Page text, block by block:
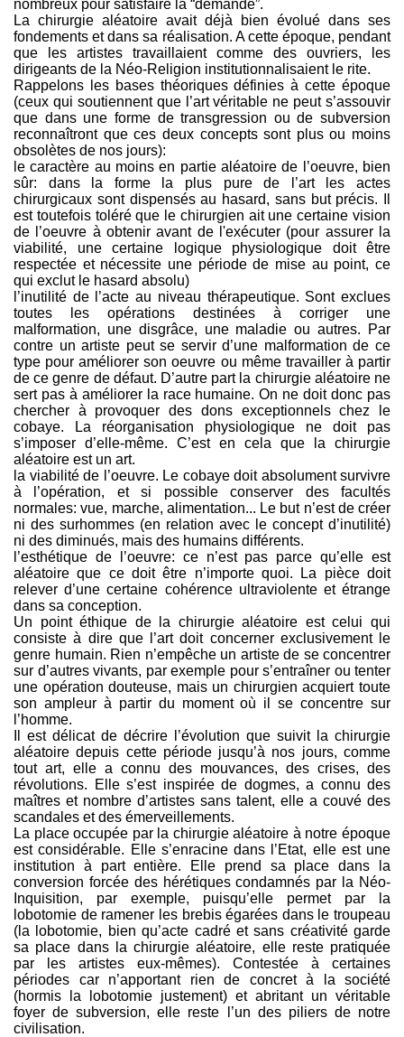
nombreux pour satisfaire la “demande”.
La chirurgie aléatoire avait déjà bien évolué dans ses
fondements et dans sa réalisation. A cette époque, pendant
que les artistes travaillaient comme des ouvriers, les
dirigeants de la Néo-Religion institutionnalisaient le rite.
Rappelons les bases théoriques définies à cette époque
(ceux qui soutiennent que l’art véritable ne peut s’assouvir
que dans une forme de transgression ou de subversion
reconnaîtront que ces deux concepts sont plus ou moins
obsolètes de nos jours):
le caractère au moins en partie aléatoire de l’oeuvre, bien
sûr: dans la forme la plus pure de l’art les actes
chirurgicaux sont dispensés au hasard, sans but précis. Il
est toutefois toléré que le chirurgien ait une certaine vision
de l’oeuvre à obtenir avant de l'exécuter (pour assurer la
viabilité, une certaine logique physiologique doit être
respectée et nécessite une période de mise au point, ce
qui exclut le hasard absolu)
l’inutilité de l’acte au niveau thérapeutique. Sont exclues
toutes les opérations destinées à corriger une
malformation, une disgrâce, une maladie ou autres. Par
contre un artiste peut se servir d’une malformation de ce
type pour améliorer son oeuvre ou même travailler à partir
de ce genre de défaut. D’autre part la chirurgie aléatoire ne
sert pas à améliorer la race humaine. On ne doit donc pas
chercher à provoquer des dons exceptionnels chez le
cobaye. La réorganisation physiologique ne doit pas
s’imposer d’elle-même. C’est en cela que la chirurgie
aléatoire est un art.
la viabilité de l’oeuvre. Le cobaye doit absolument survivre
à l’opération, et si possible conserver des facultés
normales: vue, marche, alimentation... Le but n’est de créer
ni des surhommes (en relation avec le concept d’inutilité)
ni des diminués, mais des humains différents.
l’esthétique de l’oeuvre: ce n’est pas parce qu’elle est
aléatoire que ce doit être n’importe quoi. La pièce doit
relever d’une certaine cohérence ultraviolente et étrange
dans sa conception.
Un point éthique de la chirurgie aléatoire est celui qui
consiste à dire que l’art doit concerner exclusivement le
genre humain. Rien n’empêche un artiste de se concentrer
sur d’autres vivants, par exemple pour s’entraîner ou tenter
une opération douteuse, mais un chirurgien acquiert toute
son ampleur à partir du moment où il se concentre sur
l’homme.
Il est délicat de décrire l’évolution que suivit la chirurgie
aléatoire depuis cette période jusqu’à nos jours, comme
tout art, elle a connu des mouvances, des crises, des
révolutions. Elle s’est inspirée de dogmes, a connu des
maîtres et nombre d’artistes sans talent, elle a couvé des
scandales et des émerveillements.
La place occupée par la chirurgie aléatoire à notre époque
est considérable. Elle s’enracine dans l’Etat, elle est une
institution à part entière. Elle prend sa place dans la
conversion forcée des hérétiques condamnés par la Néo-
Inquisition, par exemple, puisqu’elle permet par la
lobotomie de ramener les brebis égarées dans le troupeau
(la lobotomie, bien qu’acte cadré et sans créativité garde
sa place dans la chirurgie aléatoire, elle reste pratiquée
par les artistes eux-mêmes). Contestée à certaines
périodes car n’apportant rien de concret à la société
(hormis la lobotomie justement) et abritant un véritable
foyer de subversion, elle reste l’un des piliers de notre
civilisation.